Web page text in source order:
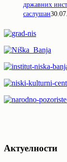
државних
саслушан
Актуелности